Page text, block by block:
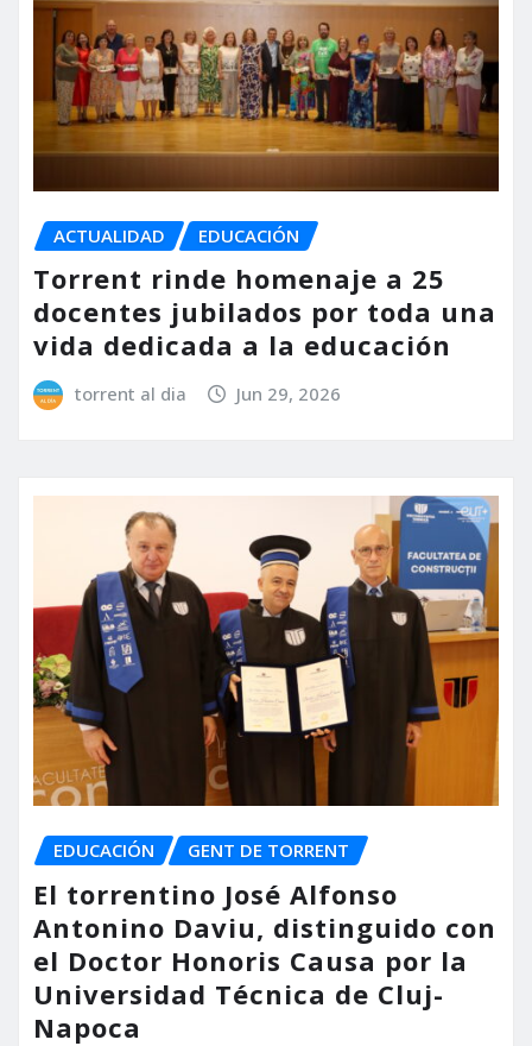
ACTUALIDAD EDUCACIÓN
Torrent rinde homenaje a 25
docentes jubilados por toda una
vida dedicada a la educación
torrent al dia Jun 29, 2026
EDUCACIÓN GENT DE TORRENT
El torrentino José Alfonso
Antonino Daviu, distinguido con
el Doctor Honoris Causa por la
Universidad Técnica de Cluj-
Napoca